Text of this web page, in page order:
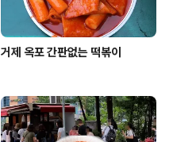
거제 옥포 간판없는 떡볶이